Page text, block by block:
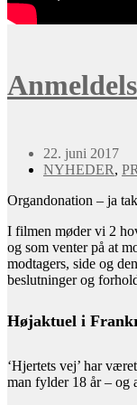
22. juni 2017
NYHEDER,
Organdonation – ja
I filmen møder vi 2
og som venter på at
modtagers, side og
beslutninger og
Højaktuel i
‘Hjertets vej’ har
man fylder 18 år – og